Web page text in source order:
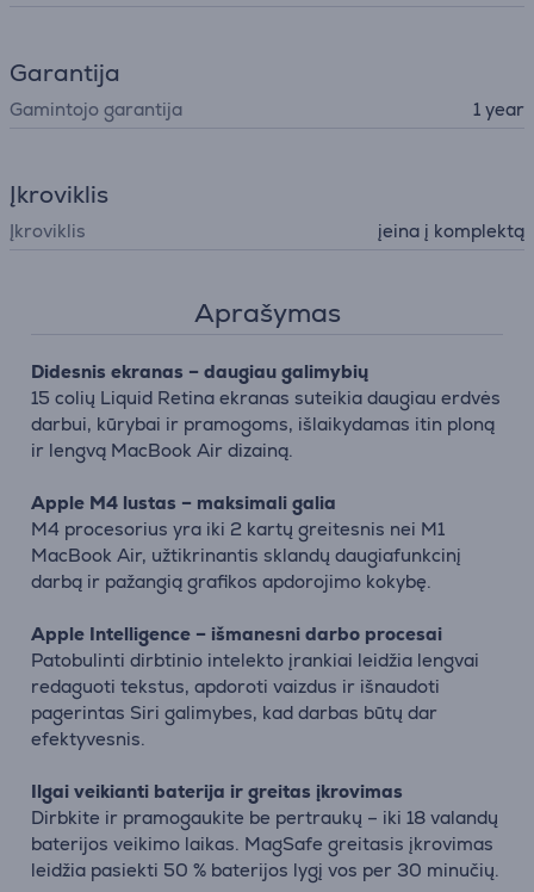
Garantija
Gamintojo garantija 1 year
Įkroviklis
Įkroviklis įeina į komplektą
Aprašymas
Didesnis ekranas – daugiau galimybių
15 colių Liquid Retina ekranas suteikia daugiau erdvės
darbui, kūrybai ir pramogoms, išlaikydamas itin ploną
ir lengvą MacBook Air dizainą.
Apple M4 lustas – maksimali galia
M4 procesorius yra iki 2 kartų greitesnis nei M1
MacBook Air, užtikrinantis sklandų daugiafunkcinį
darbą ir pažangią grafikos apdorojimo kokybę.
Apple Intelligence – išmanesni darbo procesai
Patobulinti dirbtinio intelekto įrankiai leidžia lengvai
redaguoti tekstus, apdoroti vaizdus ir išnaudoti
pagerintas Siri galimybes, kad darbas būtų dar
efektyvesnis.
Ilgai veikianti baterija ir greitas įkrovimas
Dirbkite ir pramogaukite be pertraukų – iki 18 valandų
baterijos veikimo laikas. MagSafe greitasis įkrovimas
leidžia pasiekti 50 % baterijos lygį vos per 30 minučių.